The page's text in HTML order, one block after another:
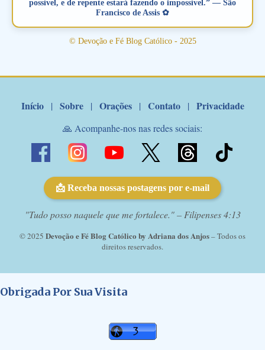
Santo Antonio! Tenha fé, não desista, pois ele intercede por nós
junto a Jesus! Fique no Amor Ágape de Jesus e no Amor Materno
de Nossa Senhora. Adriana-Devoção e Fé Mensagem do Padre
possível, e de repente estará fazendo o impossível.” — São
Francisco de Assis ✿
© Devoção e Fé Blog Católico - 2025
Início | Sobre | Orações | Contato | Privacidade
🙏 Acompanhe-nos nas redes sociais:
📩 Receba nossas postagens por e-mail
"Tudo posso naquele que me fortalece." – Filipenses 4:13
© 2025 Devoção e Fé Blog Católico by Adriana dos Anjos– Todos os
direitos reservados.
Obrigada Por Sua Visita